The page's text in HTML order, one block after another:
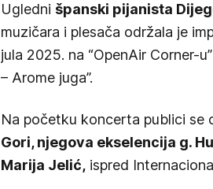
Ugledni španski pijanista
muzičara i plesača održala je
jula 2025. na “OpenAir Corner-
– Arome juga”.
Na početku koncerta publici se
Gori, njegova ekselencija g.
Marija Jelić, ispred